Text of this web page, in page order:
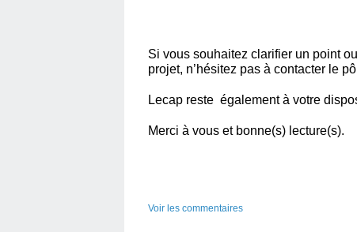
Si vous souhaitez clarifier un point
projet, n’hésitez pas à contacter le
Lecap reste également à votre
Merci à vous et bonne(s) lecture(s).
Voir les commentaires